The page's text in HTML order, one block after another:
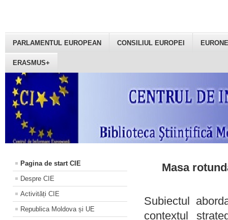
PARLAMENTUL EUROPEAN CONSILIUL EUROPEI
ERASMUS+
Pagina de start CIE
Despre CIE
Activități CIE
Republica Moldova și UE
Masa
Subiectul
contextul